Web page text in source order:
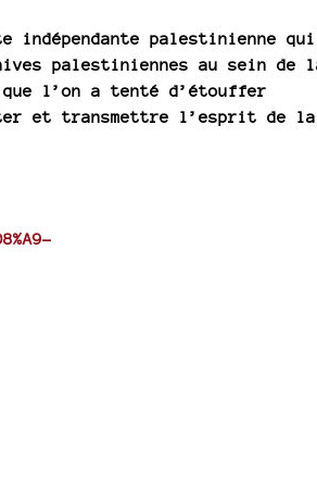
indépendante palestinienne qui
palestiniennes au sein de
que l’on a tenté d’étouffer
et transmettre l’esprit de la